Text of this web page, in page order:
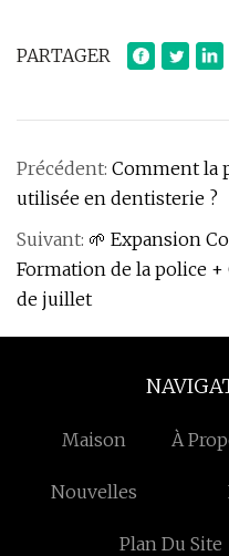
PARTAGER
Précédent: Comment la
utilisée en dentisterie ?
Suivant: 🌱 Expansion
Formation de la police
de juillet
Maison À
Nouvelles
Plan Du Site